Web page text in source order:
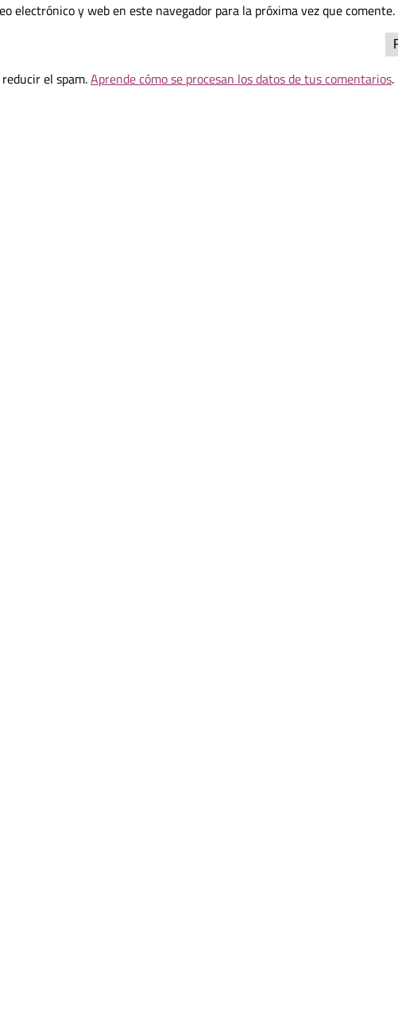
electrónico y web en este navegador para la próxima vez que comente.
el spam.Aprende cómo se procesan los datos de tus comentarios.